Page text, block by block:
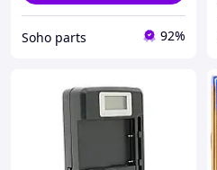
Soho parts 92%